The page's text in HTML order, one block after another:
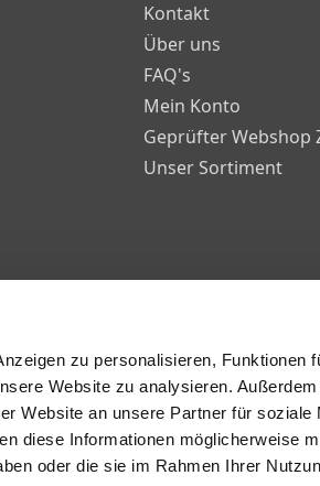
zu personalisieren, Funktionen
Website zu analysieren.
Website an unsere Partner für soziale
diese Informationen möglicherweise
oder die sie im Rahmen Ihrer
Kontakt
Über uns
FAQ's
Mein Konto
Geprüfter Webshop
Unser Sortiment